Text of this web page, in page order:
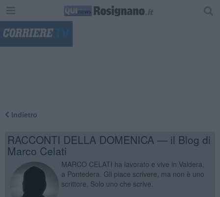
Indietro
RACCONTI DELLA DOMENICA — il Blog di
Marco Celati
MARCO CELATI ha lavorato e vive in Valdera,
a Pontedera. Gli piace scrivere, ma non è uno
scrittore. Solo uno che scrive.